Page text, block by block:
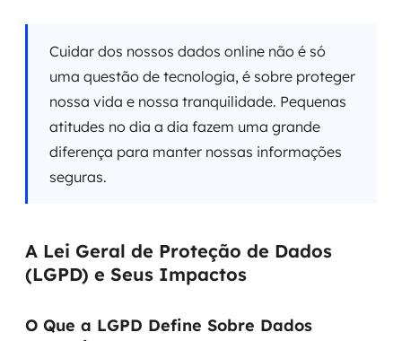
Cuidar dos nossos dados online não é só
uma questão de tecnologia, é sobre proteger
nossa vida e nossa tranquilidade. Pequenas
atitudes no dia a dia fazem uma grande
diferença para manter nossas informações
seguras.
A Lei Geral de Proteção de Dados
(LGPD) e Seus Impactos
O Que a LGPD Define Sobre Dados